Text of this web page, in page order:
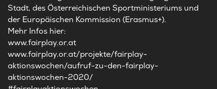
Stadt, des Österreichischen Sportministeriums und
der Europäischen Kommission (Erasmus+).
Mehr Infos hier:
www.fairplay.or.at
www.fairplay.or.at/projekte/fairplay-
aktionswochen/aufruf-zu-den-fairplay-
aktionswochen-2020/